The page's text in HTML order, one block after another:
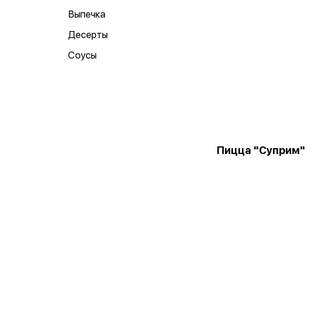
Выпечка
Десерты
Соусы
Пицца "Суприм"